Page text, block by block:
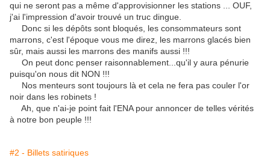
qui ne seront pas a même d'approvisionner les stations ... OUF,
j'ai l'impression d'avoir trouvé un truc dingue.
Donc si les dépôts sont bloqués, les consommateurs sont
marrons, c'est l'époque vous me direz, les marrons glacés bien
sûr, mais aussi les marrons des manifs aussi !!!
On peut donc penser raisonnablement...qu'il y aura pénurie
puisqu'on nous dit NON !!!
Nos menteurs sont toujours là et cela ne fera pas couler l'or
noir dans les robinets !
Ah, que n'ai-je point fait l'ENA pour annoncer de telles vérités
à notre bon peuple !!!
#2 - Billets satiriques